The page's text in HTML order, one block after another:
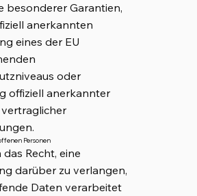
besonderer Garantien,
anerkannten
eines der EU
oder
offiziell anerkannter
Personen
Recht, eine
darüber zu verlangen,
Daten verarbeitet